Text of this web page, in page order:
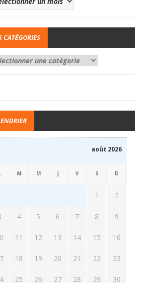
CATÉGORIES
août 2026
M M J V S D
1 2
4 5 6 7 8 9
11 12 13 14 15 16
18 19 20 21 22 23
25 26 27 28 29 30